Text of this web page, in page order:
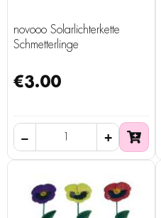
novooo Solarlichterkette
Schmetterlinge
€3.00